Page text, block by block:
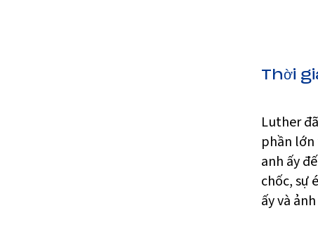
Thời
Luther
phần
anh ấy
chốc, sự
ấy và